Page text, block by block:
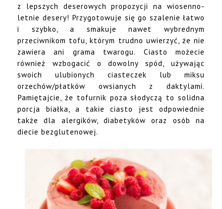
z lepszych deserowych propozycji na wiosenno-
letnie desery! Przygotowuje się go szalenie łatwo
i szybko, a smakuje nawet wybrednym
przeciwnikom tofu, którym trudno uwierzyć, że nie
zawiera ani grama twarogu. Ciasto możecie
również wzbogacić o dowolny spód, używając
swoich ulubionych ciasteczek lub miksu
orzechów/płatków owsianych z daktylami.
Pamiętajcie, że tofurnik poza słodyczą to solidna
porcja białka, a takie ciasto jest odpowiednie
także dla alergików, diabetyków oraz osób na
diecie bezglutenowej.